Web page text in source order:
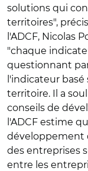
solutions qui
territoires",
l'ADCF, Nicolas
"chaque
questionnant
l'indicateur
territoire. Il a
conseils de
l'ADCF estime
développement
des entreprises
entre les